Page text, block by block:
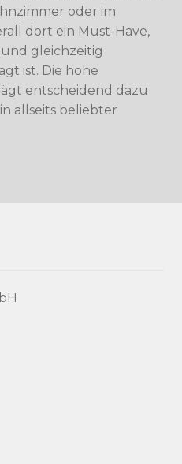
oder im
dort ein Must-Have,
gleichzeitig
ist. Die hohe
entscheidend dazu
allseits beliebter